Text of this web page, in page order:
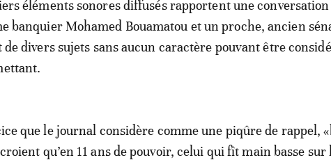
éléments sonores diffusés rapportent une
banquier Mohamed Bouamatou et un proche, ancien
divers sujets sans aucun caractère pouvant être
que le journal considère comme une piqûre de rappel,
qu’en 11 ans de pouvoir, celui qui fît main basse sur